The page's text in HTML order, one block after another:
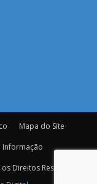
Mapa do Site
Informação
Direitos Reservados.